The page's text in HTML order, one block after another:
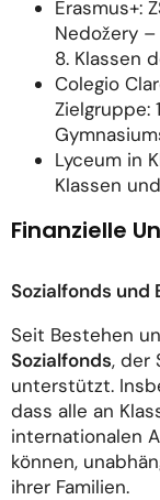
Erasmus+:
Nedožery –
8. Klassen
Colegio
Zielgruppe:
Lyceum in
Klassen
Finanzielle
Sozialfonds und
Seit Bestehen
Sozialfonds, der
unterstützt.
dass alle an
internationalen
können,
ihrer Familien.